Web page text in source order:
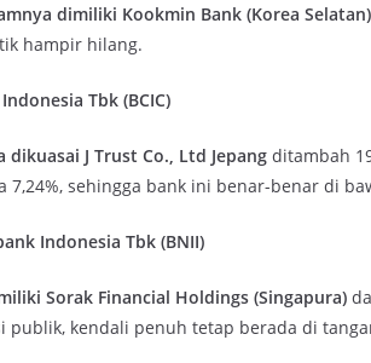
dimiliki Kookmin Bank (Korea Selatan)
hampir hilang.
Tbk (BCIC)
dikuasai J Trust Co., Ltd Jepang ditambah
7,24%, sehingga bank ini benar-benar di
Indonesia Tbk (BNII)
Sorak Financial Holdings (Singapura)
publik, kendali penuh tetap berada di